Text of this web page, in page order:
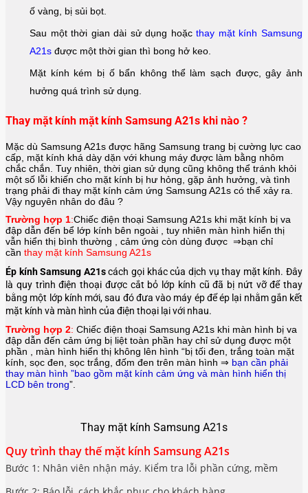
ố vàng, bị sủi bọt.
Sau một thời gian dài sử dụng hoặcthay mặt kính Samsung
A21s được một thời gian thì bong hở keo.
Mặt kính kém bị ố bẩn không thể làm sạch được, gây ảnh
hưởng quá trình sử dụng.
Thay mặt kính mặt kính Samsung A21s khi nào ?
Mặc dù Samsung A21s được hãng Samsung trang bị cường lực cao
cấp, mặt kính khá dày dặn với khung máy được làm bằng nhôm
chắc chắn. Tuy nhiên, thời gian sử dụng cũng không thể tránh khỏi
một số lỗi khiến cho mặt kính bị hư hỏng, gặp ảnh hưởng, và tình
trạng phải đi thay mặt kính cảm ứng Samsung A21s có thể xảy ra.
Vậy nguyên nhân do đâu ?
Trường hợp 1:Chiếc điện thoại Samsung A21s khi mặt kính bị va
đập dẫn đến bể lớp kính bên ngoài , tuy nhiên màn hình hiển thị
vẫn hiển thị bình thường , cảm ứng còn dùng được ⇒bạn chỉ
cần thay mặt kính Samsung A21s
Ép kính Samsung A21scách gọi khác của dịch vụ thay mặt kính. Đây
là quy trình điện thoại được cắt bỏ lớp kính cũ đã bị nứt vỡ để thay
bằng một lớp kính mới, sau đó đưa vào máy ép để ép lại nhằm gắn kết
mặt kính và màn hình của điện thoại lại với nhau.
Trường hợp 2: Chiếc điện thoại Samsung A21s khi màn hình bị va
đập dẫn đến cảm ứng bị liệt toàn phần hay chỉ sử dụng được một
phần , màn hình hiển thị không lên hình “bị tối đen, trắng toàn mặt
kính, sọc đen, sọc trắng, đốm đen trên màn hình ⇒ bạn cần phải
thay màn hình ”bao gồm mặt kính cảm ứng và màn hình hiển thị
LCD bên trong”.
Thay mặt kính Samsung A21s
Quy trình thay thế mặt kính Samsung A21s
Bước 1: Nhân viên nhận máy. Kiểm tra lỗi phần cứng, mềm